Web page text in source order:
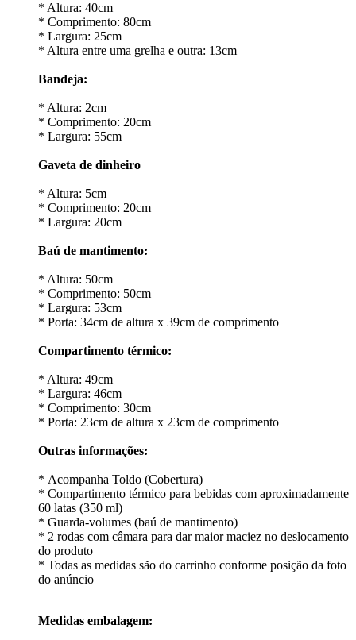
* Altura: 40cm
* Comprimento: 80cm
* Largura: 25cm
* Altura entre uma grelha e outra: 13cm
Bandeja:
* Altura: 2cm
* Comprimento: 20cm
* Largura: 55cm
Gaveta de dinheiro
* Altura: 5cm
* Comprimento: 20cm
* Largura: 20cm
Baú de mantimento:
* Altura: 50cm
* Comprimento: 50cm
* Largura: 53cm
* Porta: 34cm de altura x 39cm de comprimento
Compartimento térmico:
* Altura: 49cm
* Largura: 46cm
* Comprimento: 30cm
* Porta: 23cm de altura x 23cm de comprimento
Outras informações:
* Acompanha Toldo (Cobertura)
* Compartimento térmico para bebidas com aproximadamente
60 latas (350 ml)
* Guarda-volumes (baú de mantimento)
* 2 rodas com câmara para dar maior maciez no deslocamento
do produto
* Todas as medidas são do carrinho conforme posição da foto
do anúncio
Medidas embalagem: